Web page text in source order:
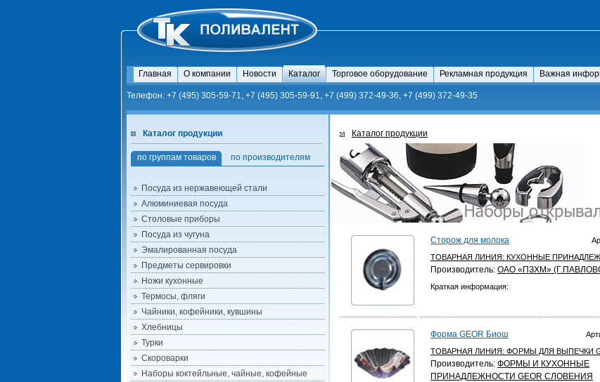
Главная О компании Новости Каталог Торговое оборудование Рекламная продукция Важная
Телефон: +7 (495) 305-59-71, +7 (495) 305-59-91, +7 (499) 372-49-36, +7 (499) 372-49-35
Каталог продукции
по группам товаров по производителям
Посуда из нержавеющей стали
Алюминиевая посуда
Столовые приборы
Посуда из чугуна
Эмалированная посуда
Предметы сервировки
Ножи кухонные
Термосы, фляги
Чайники, кофейники, кувшины
Хлебницы
Турки
Скороварки
Наборы коктейльные, чайные, кофейные
Каталог продукции
Сторож для молока
ТОВАРНАЯ ЛИНИЯ: КУХОННЫЕ
Производитель: ОАО «ПЗХМ»
Краткая информация:
Форма GEOR Биош
ТОВАРНАЯ ЛИНИЯ: ФОРМЫ ДЛЯ ВЫПЕЧКИ
Производитель: ФОРМЫ И КУХОННЫЕ
ПРИНАДЛЕЖНОСТИ GEOR СЛОВЕНИЯ